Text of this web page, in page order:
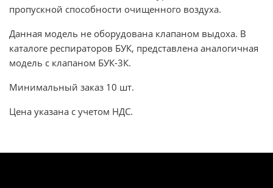
пропускной способности очищенного воздуха.
Данная модель не оборудована клапаном выдоха. В
каталоге респираторов БУК, представлена аналогичная
модель с клапаном БУК-3К.
Минимальный заказ 10 шт.
Цена указана с учетом НДС.